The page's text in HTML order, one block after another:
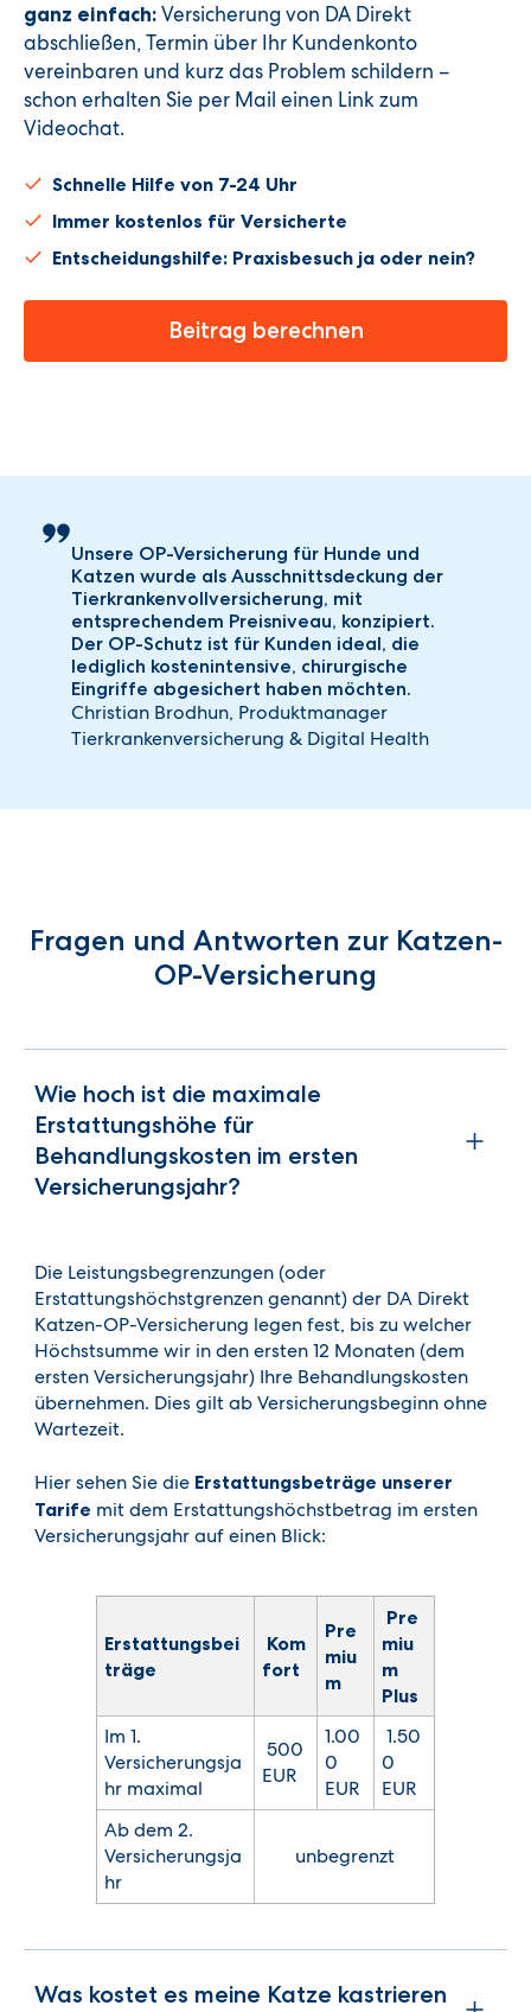
ganz einfach: Versicherung von DA Direkt
abschließen, Termin über Ihr Kundenkonto
vereinbaren und kurz das Problem schildern –
schon erhalten Sie per Mail einen Link zum
Videochat.
Schnelle Hilfe von 7-24 Uhr
Immer kostenlos für Versicherte
Entscheidungshilfe: Praxisbesuch ja oder nein?
Beitrag berechnen
Unsere OP-Versicherung für Hunde und
Katzen wurde als Ausschnittsdeckung der
Tierkrankenvollversicherung, mit
entsprechendem Preisniveau, konzipiert.
Der OP-Schutz ist für Kunden ideal, die
lediglich kostenintensive, chirurgische
Eingriffe abgesichert haben möchten.
Christian Brodhun, Produktmanager
Tierkrankenversicherung & Digital Health
Fragen und Antworten zur Katzen-
OP-Versicherung
Wie hoch ist die maximale
Erstattungshöhe für
Behandlungskosten im ersten
Versicherungsjahr?
Die Leistungsbegrenzungen (oder
Erstattungshöchstgrenzen genannt) der DA Direkt
Katzen-OP-Versicherung legen fest, bis zu welcher
Höchstsumme wir in den ersten 12 Monaten (dem
ersten Versicherungsjahr) Ihre Behandlungskosten
übernehmen. Dies gilt ab Versicherungsbeginn ohne
Wartezeit.
Hier sehen Sie die Erstattungsbeträge unserer
Tarife mit dem Erstattungshöchstbetrag im ersten
Versicherungsjahr auf einen Blick:
Erstattungsbei
träge
Kom
fort
Pre
miu
m
Pre
miu
m
Plus
Im 1.
Versicherungsja
hr maximal
500
EUR
1.00
0
EUR
1.50
0
EUR
Ab dem 2.
Versicherungsja
hr
unbegrenzt
Was kostet es meine Katze kastrieren